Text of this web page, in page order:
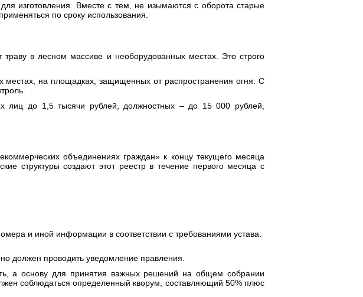
изготовления. Вместе с тем, не изымаются с оборота старые
по сроку использования.
в лесном массиве и необорудованных местах. Это строго
на площадках, защищенных от распространения огня. С
лиц до 1,5 тысячи рублей, должностных – до 15 000 рублей,
объединениях граждан» к концу текущего месяца
структуры создают этот реестр в течение первого месяца с
и иной информации в соответствии с требованиями устава.
должен проводить уведомление правления.
а основу для принятия важных решений на общем собрании
соблюдаться определенный кворум, составляющий 50% плюс